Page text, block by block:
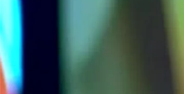
mega